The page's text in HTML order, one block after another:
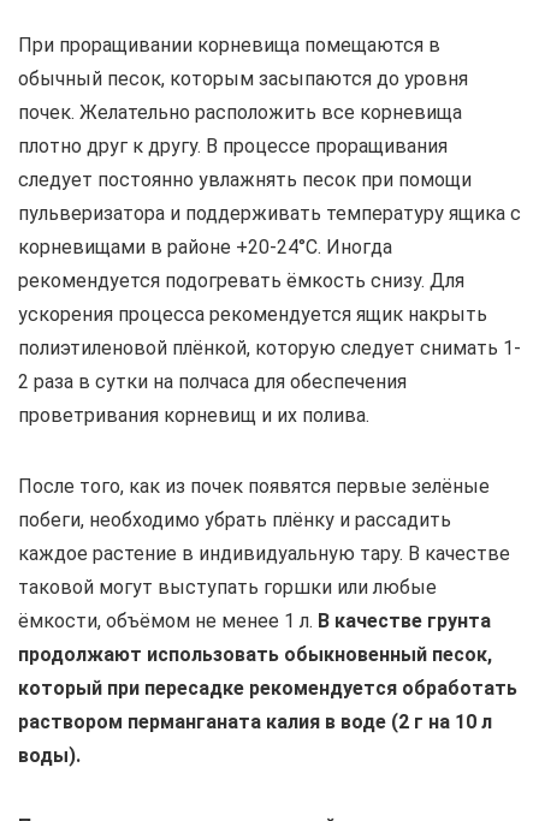
При проращивании корневища помещаются в
обычный песок, которым засыпаются до уровня
почек. Желательно расположить все корневища
плотно друг к другу. В процессе проращивания
следует постоянно увлажнять песок при помощи
пульверизатора и поддерживать температуру ящика с
корневищами в районе +20-24°С. Иногда
рекомендуется подогревать ёмкость снизу. Для
ускорения процесса рекомендуется ящик накрыть
полиэтиленовой плёнкой, которую следует снимать 1-
2 раза в сутки на полчаса для обеспечения
проветривания корневищ и их полива.
После того, как из почек появятся первые зелёные
побеги, необходимо убрать плёнку и рассадить
каждое растение в индивидуальную тару. В качестве
таковой могут выступать горшки или любые
ёмкости, объёмом не менее 1 л. В качестве грунта
продолжают использовать обыкновенный песок,
который при пересадке рекомендуется обработать
раствором перманганата калия в воде (2 г на 10 л
воды).